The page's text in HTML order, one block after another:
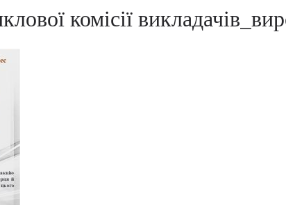
комісії